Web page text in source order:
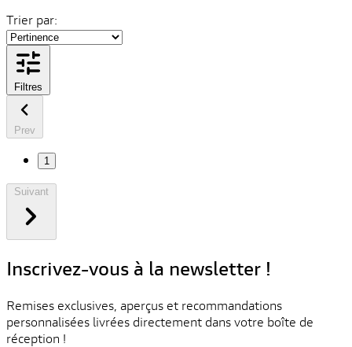
Trier par:
Filtres
Prev
1
Inscrivez-vous à la newsletter !
Remises exclusives, aperçus et recommandations
personnalisées livrées directement dans votre boîte de
réception !